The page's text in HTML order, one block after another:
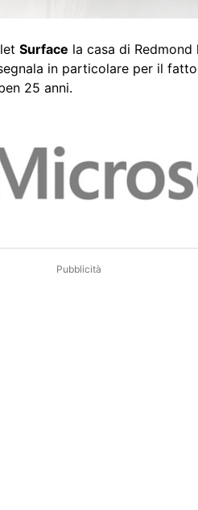
Surface la casa di Redmond
in particolare per il
25 anni.
Pubblicità